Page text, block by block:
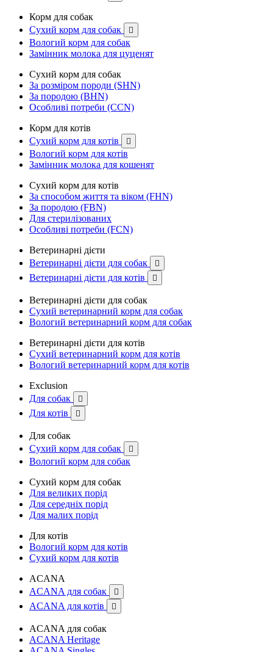
Корм для собак
Сухий корм для собак

Вологий корм для собак
Замінник молока для цуценят
Сухий корм для собак
За розміром породи (SHN)
За породою (BHN)
Особливі потреби (CCN)
Корм для котів
Сухий корм для котів

Вологий корм для котів
Замінник молока для кошенят
Сухий корм для котів
За способом життя та віком (FHN)
За породою (FBN)
Для стерилізованих
Особливі потреби (FCN)
Ветеринарні дієти
Ветеринарні дієти для собак

Ветеринарні дієти для котів 
Ветеринарні дієти для собак
Сухий ветеринарний корм для собак
Вологий ветеринарний корм для собак
Ветеринарні дієти для котів
Сухий ветеринарний корм для котів
Вологий ветеринарний корм для котів
Exclusion
Для собак

Для котів 
Для собак
Сухий корм для собак

Вологий корм для собак
Сухий корм для собак
Для великих порід
Для середніх порід
Для малих порід
Для котів
Вологий корм для котів
Сухий корм для котів
ACANA
ACANA для собак

ACANA для котів 
ACANA для собак
ACANA Heritage